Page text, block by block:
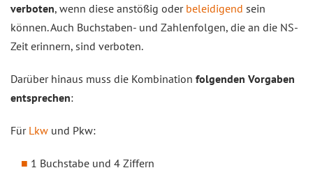
verboten, wenn diese anstößig oder beleidigend sein
können. Auch Buchstaben- und Zahlenfolgen, die an die NS-
Zeit erinnern, sind verboten.
Darüber hinaus muss die Kombination folgenden Vorgaben
entsprechen:
Für Lkw und Pkw:
1 Buchstabe und 4 Ziffern